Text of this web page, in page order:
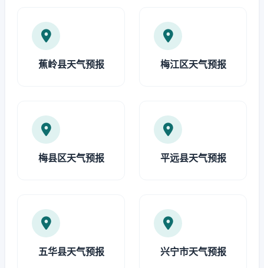
蕉岭县天气预报 梅江区天气预报
梅县区天气预报 平远县天气预报
五华县天气预报 兴宁市天气预报